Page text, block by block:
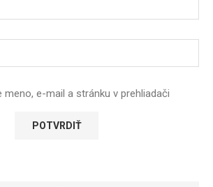
e-mail a stránku v prehliadači